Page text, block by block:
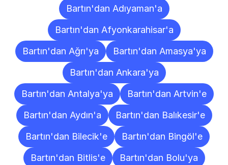
Bartın'dan Adıyaman'a
Bartın'dan Afyonkarahisar'a
Bartın'dan Ağrı'ya
Bartın'dan Amasya'ya
Bartın'dan Ankara'ya
Bartın'dan Antalya'ya
Bartın'dan Artvin'e
Bartın'dan Aydın'a
Bartın'dan Balıkesir'e
Bartın'dan Bilecik'e
Bartın'dan Bingöl'e
Bartın'dan Bitlis'e
Bartın'dan Bolu'ya